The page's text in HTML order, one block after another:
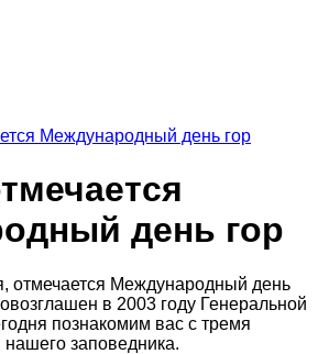
Международный день гор
день гор
отмечается Международный день
в 2003 году Генеральной
познакомим вас с тремя
заповедника.